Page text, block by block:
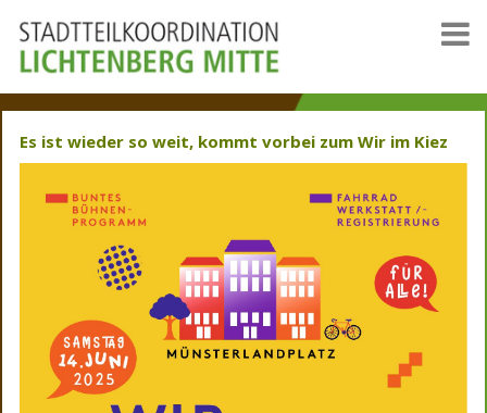
Es ist wieder so weit, kommt vorbei zum Wir im Kiez